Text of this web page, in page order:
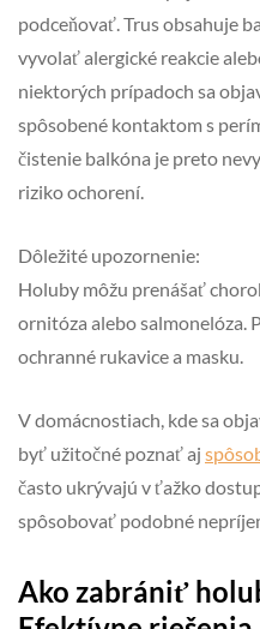
podceňovať. Trus obsahuje
vyvolať alergické reakcie
niektorých prípadoch sa
spôsobené kontaktom s
čistenie balkóna je preto
riziko ochorení.
Dôležité upozornenie:
Holuby môžu prenášať
ornitóza alebo salmonelóza.
ochranné rukavice a masku.
V domácnostiach, kde sa
byť užitočné poznať aj
často ukrývajú v ťažko
spôsobovať podobné
Ako zabrániť